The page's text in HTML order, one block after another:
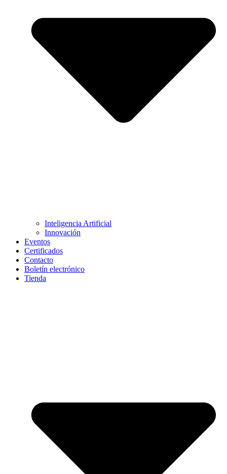
Inteligencia Artificial
Innovación
Eventos
Certificados
Contacto
Boletín electrónico
Tienda